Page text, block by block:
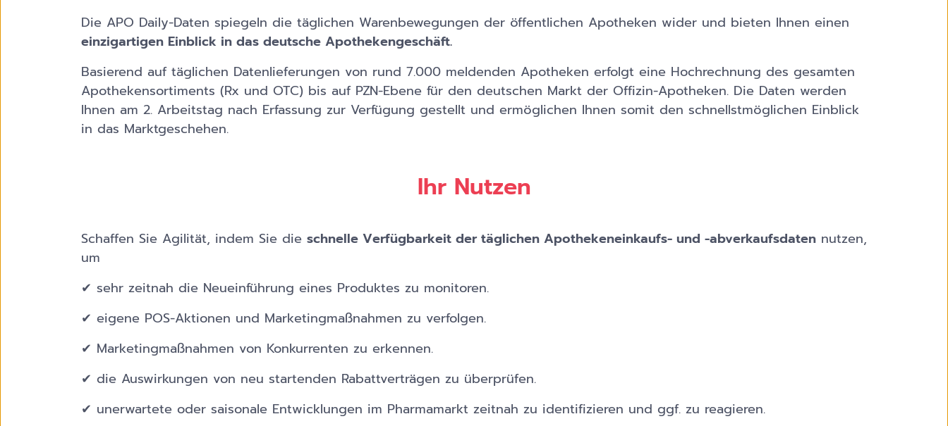
Die APO Daily-Daten spiegeln die täglichen Warenbewegungen der öffentlichen Apotheken wider und bieten Ihnen einen
einzigartigen Einblick in das deutsche Apothekengeschäft.
Basierend auf täglichen Datenlieferungen von rund 7.000 meldenden Apotheken erfolgt eine Hochrechnung des gesamten
Apothekensortiments (Rx und OTC) bis auf PZN-Ebene für den deutschen Markt der Offizin-Apotheken. Die Daten werden
Ihnen am 2. Arbeitstag nach Erfassung zur Verfügung gestellt und ermöglichen Ihnen somit den schnellstmöglichen Einblick
in das Marktgeschehen.
Ihr Nutzen
Schaffen Sie Agilität, indem Sie die schnelle Verfügbarkeit der täglichen Apothekeneinkaufs- und -abverkaufsdatennutzen,
um
✔ sehr zeitnah die Neueinführung eines Produktes zu monitoren.
✔ eigene POS-Aktionen und Marketingmaßnahmen zu verfolgen.
✔ Marketingmaßnahmen von Konkurrenten zu erkennen.
✔ die Auswirkungen von neu startenden Rabattverträgen zu überprüfen.
✔ unerwartete oder saisonale Entwicklungen im Pharmamarkt zeitnah zu identifizieren und ggf. zu reagieren.